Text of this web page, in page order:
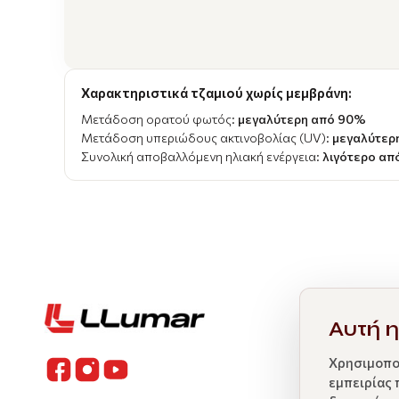
Αυτή
εμπειρίας
Χαρακτηριστικά τζαμιού χωρίς μεμβράνη:
Μετάδοση ορατού φωτός: μεγαλύτερη από 90%
Μετάδοση υπεριώδους ακτινοβολίας (UV):
Συνολική αποβαλλόμενη ηλιακή ενέργεια: λιγότερο